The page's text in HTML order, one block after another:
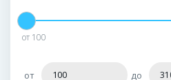
от 100
от до